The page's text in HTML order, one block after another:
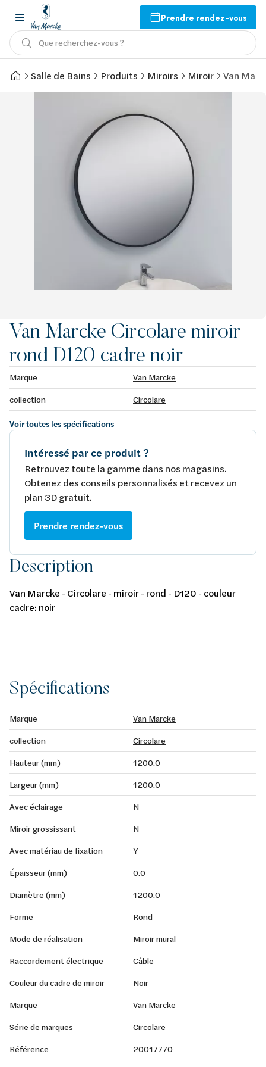
Prendre rendez-vous
Que recherchez-vous ?
Salle de Bains Produits Miroirs Miroir Van
Van Marcke Circolare miroir
rond D120 cadre noir
Marque
Van Marcke
collection
Circolare
Voir toutes les spécifications
Intéressé par ce produit ?
Retrouvez toute la gamme dans nos magasins.
Obtenez des conseils personnalisés et recevez un
plan 3D gratuit.
Prendre rendez-vous
Description
Van Marcke - Circolare - miroir - rond - D120 - couleur
cadre: noir
Spécifications
Marque
Van Marcke
collection
Circolare
Hauteur (mm)
1200.0
Largeur (mm)
1200.0
Avec éclairage
N
Miroir grossissant
N
Avec matériau de fixation
Y
Épaisseur (mm)
0.0
Diamètre (mm)
1200.0
Forme
Rond
Mode de réalisation
Miroir mural
Raccordement électrique
Câble
Couleur du cadre de miroir
Noir
Marque
Van Marcke
Série de marques
Circolare
Référence
20017770